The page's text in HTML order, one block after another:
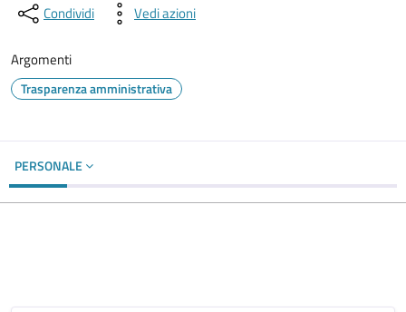
Condividi Vedi azioni
Argomenti
Trasparenza amministrativa
PERSONALE